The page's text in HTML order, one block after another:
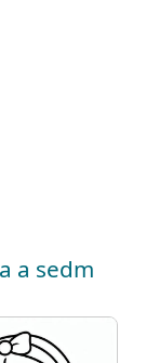
a sedm